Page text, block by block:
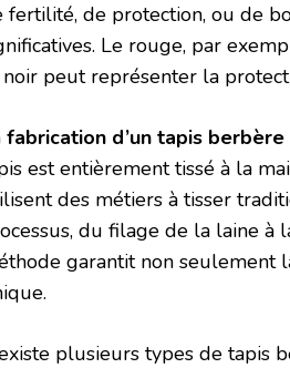
fertilité, de protection, ou de
Le rouge, par
peut représenter la
fabrication d’un tapis berbère
est entièrement tissé à la
des métiers à tisser
du filage de la laine à
garantit non seulement
plusieurs types de tapis